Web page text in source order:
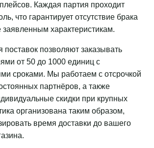
Каждая партия проходит
что гарантирует отсутствие брака
заявленным характеристикам.
поставок позволяют заказывать
от 50 до 1000 единиц с
сроками. Мы работаем с отсрочкой
партнёров, а также
скидки при крупных
организована таким образом,
время доставки до вашего